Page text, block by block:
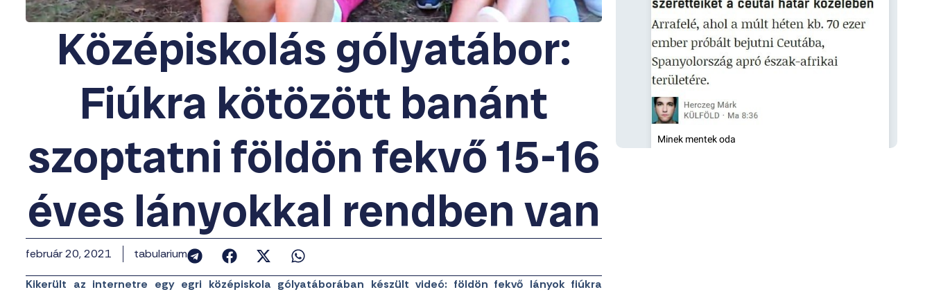
Középiskolás gólyatábor:
Fiúkra kötözött banánt
szoptatni földön fekvő 15-16
éves lányokkal rendben van
február 20, 2021 tabularium
Kikerült az internetre egy egri középiskola gólyatáborában készült videó: földön fekvő lányok fiúkra